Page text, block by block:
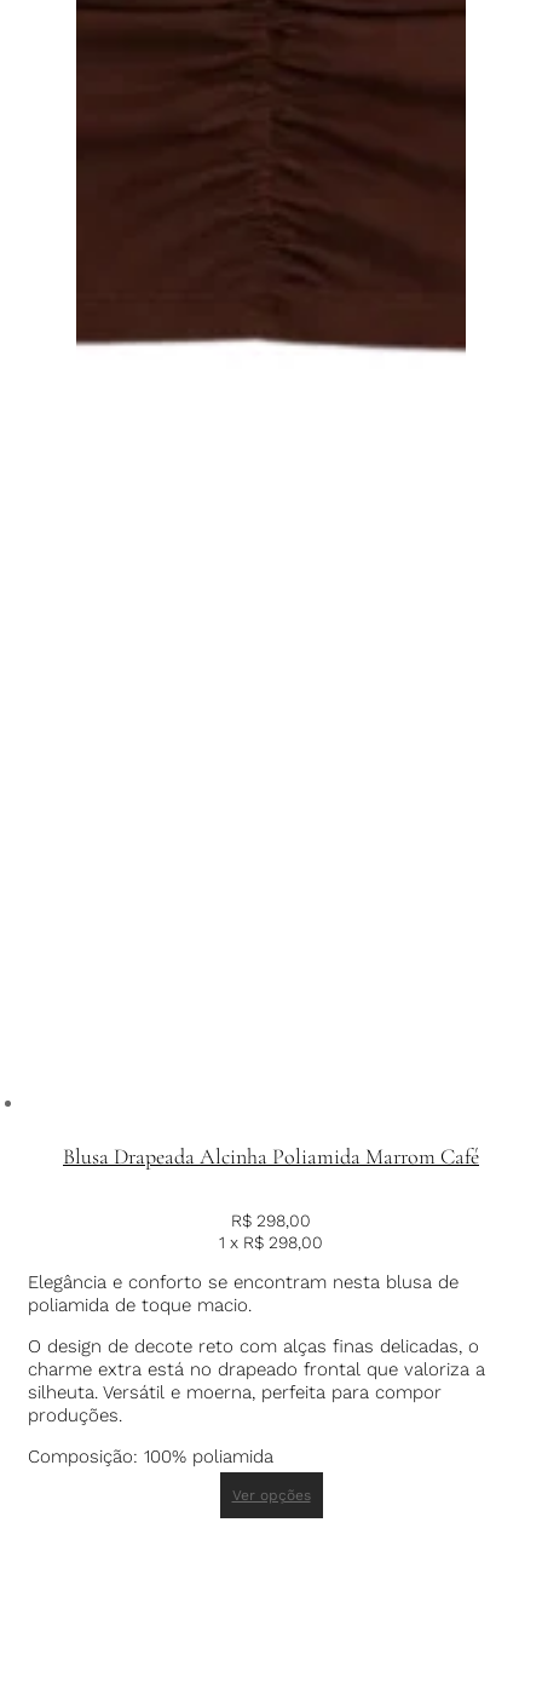
Blusa Drapeada Alcinha Poliamida Marrom Café
R$ 298,00
1 x R$ 298,00
Elegância e conforto se encontram nesta blusa de
poliamida de toque macio.
O design de decote reto com alças finas delicadas, o
charme extra está no drapeado frontal que valoriza a
silheuta. Versátil e moerna, perfeita para compor
produções.
Composição: 100% poliamida
Ver opções